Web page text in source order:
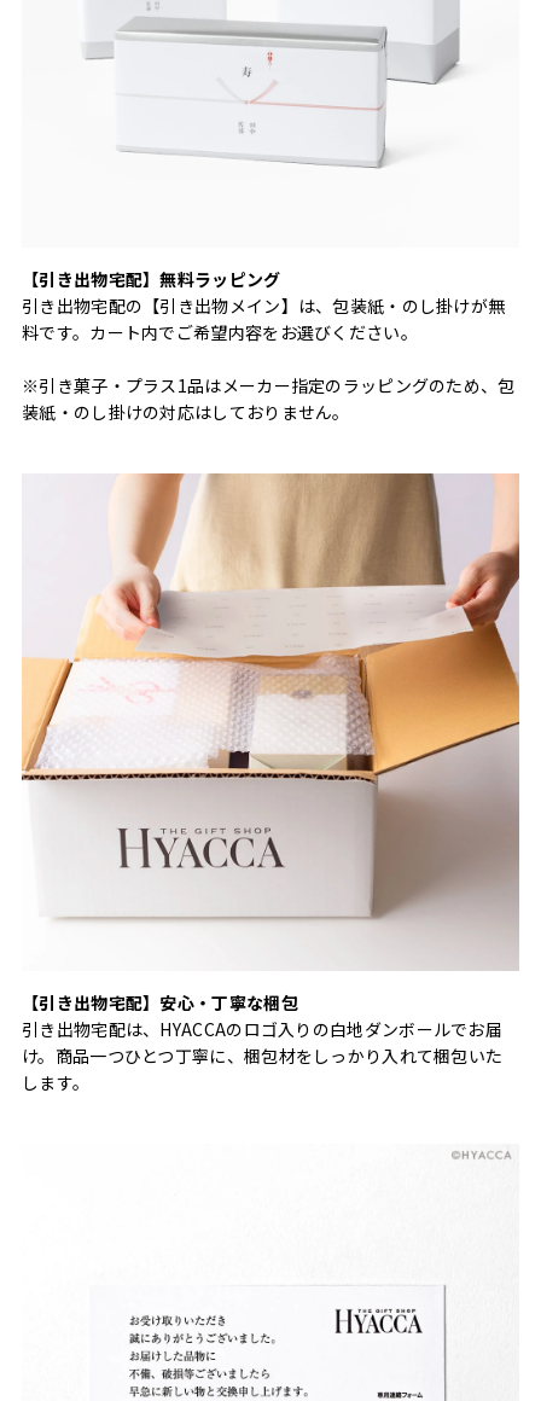
【引き出物宅配】無料ラッピング
引き出物宅配の【引き出物メイン】は、包装紙・のし掛けが無
料です。カート内でご希望内容をお選びください。
※引き菓子・プラス1品はメーカー指定のラッピングのため、包
装紙・のし掛けの対応はしておりません。
【引き出物宅配】安心・丁寧な梱包
引き出物宅配は、HYACCAのロゴ入りの白地ダンボールでお届
け。商品一つひとつ丁寧に、梱包材をしっかり入れて梱包いた
します。